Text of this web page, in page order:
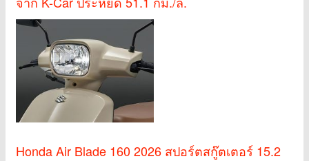
Honda Air Blade 160 2026 สปอร์ตสกู๊ตเตอร์ 15.2